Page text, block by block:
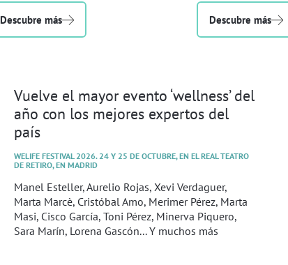
Descubre más Descubre más
Vuelve el mayor evento ‘wellness’ del
año con los mejores expertos del
país
WELIFE FESTIVAL 2026. 24 Y 25 DE OCTUBRE, EN EL REAL TEATRO
DE RETIRO, EN MADRID
Manel Esteller, Aurelio Rojas, Xevi Verdaguer,
Marta Marcè, Cristóbal Amo, Merimer Pérez, Marta
Masi, Cisco García, Toni Pérez, Minerva Piquero,
Sara Marín, Lorena Gascón... Y muchos más